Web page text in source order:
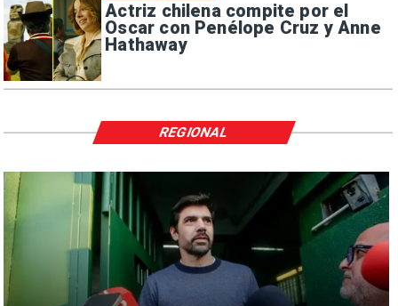
Actriz chilena compite por el
Oscar con Penélope Cruz y Anne
Hathaway
REGIONAL